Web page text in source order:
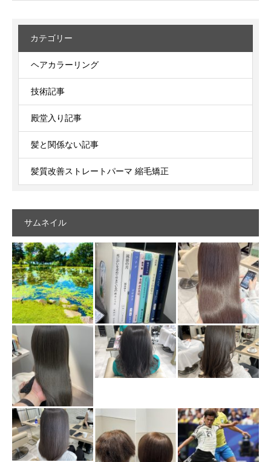
カテゴリー
ヘアカラーリング
技術記事
殿堂入り記事
髪と関係ない記事
髪質改善ストレートパーマ 縮毛矯正
サムネイル